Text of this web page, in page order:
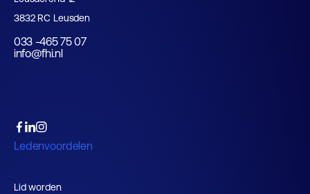
3832 RC Leusden
033 -465 75 07
info@fhi.nl
Ledenvoordelen
Lid worden